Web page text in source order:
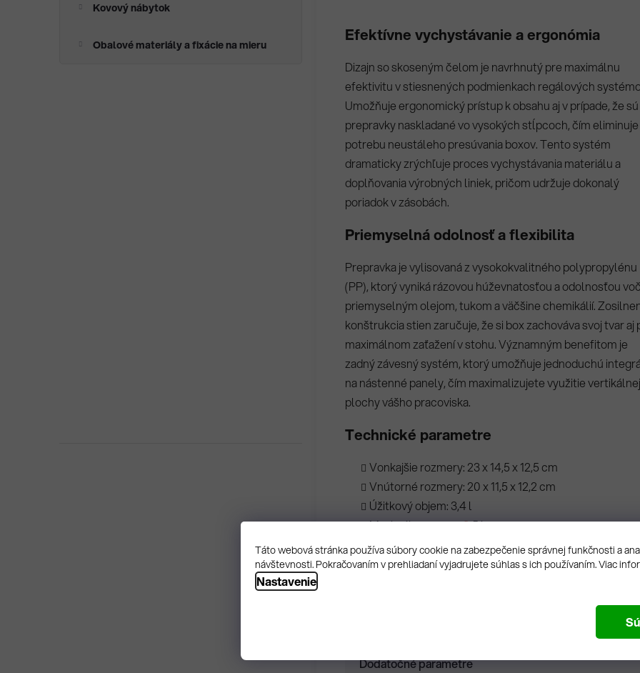
Táto webová stránka používa súbory cookie na zabezpečenie správnej funkčnosti a
návštevnosti. Pokračovaním v prehliadaní vyjadrujete súhlas s ich používaním. Viac
Nastavenie
Kovový nábytok
Obalové materiály a fixácie na mieru Efektívne vychystávanie a ergonómia
Dizajn so skoseným čelom je navrhnutý pre maximálnu
efektivitu v stiesnených podmienkach regálových
Umožňuje ergonomický prístup k obsahu aj v prípade, že sú
prepravky naskladané vo vysokých stĺpcoch, čím eliminuje
potrebu neustáleho presúvania boxov. Tento systém
dramaticky zrýchľuje proces vychystávania materiálu a
doplňovania výrobných liniek, pričom udržuje dokonalý
poriadok v zásobách.
Priemyselná odolnosť a flexibilita
Prepravka je vylisovaná z vysokokvalitného polypropylénu
(PP), ktorý vyniká rázovou húževnatosťou a odolnosťou
priemyselným olejom, tukom a väčšine chemikálií.
konštrukcia stien zaručuje, že si box zachováva svoj tvar aj
maximálnom zaťažení v stohu. Významným benefitom je
zadný závesný systém, ktorý umožňuje jednoduchú
na nástenné panely, čím maximalizujete využitie vertikálnej
plochy vášho pracoviska.
Technické parametre
Vonkajšie rozmery: 23 x 14,5 x 12,5 cm
Vnútorné rozmery: 20 x 11,5 x 12,2 cm
Úžitkový objem: 3,4 l
Maximálnanosnosť: 5 kg
Vlastná hmotnosť: 0,22 kg
Materiálové zloženie: PP (Polypropylén)
Dodatočné parametre